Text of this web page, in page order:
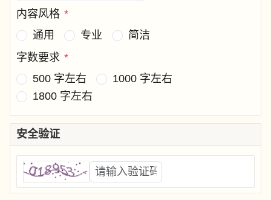
内容风格 *
通用
专业
简洁
字数要求 *
500 字左右
1000 字左右
1800 字左右
安全验证